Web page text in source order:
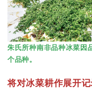
朱氏所种南非品种冰菜因
个品种。
将对冰菜耕作展